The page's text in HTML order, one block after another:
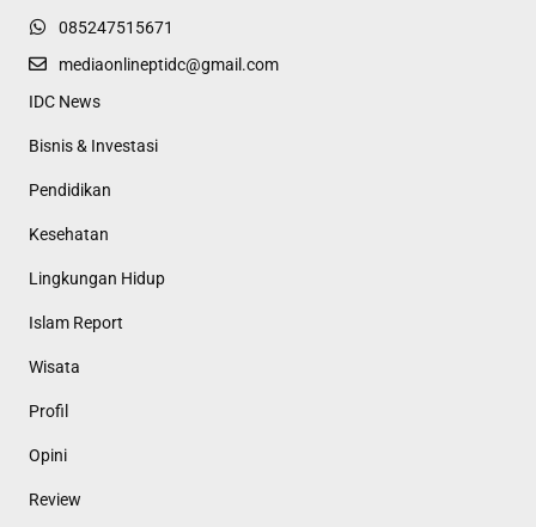
085247515671
mediaonlineptidc@gmail.com
IDC News
Bisnis & Investasi
Pendidikan
Kesehatan
Lingkungan Hidup
Islam Report
Wisata
Profil
Opini
Review